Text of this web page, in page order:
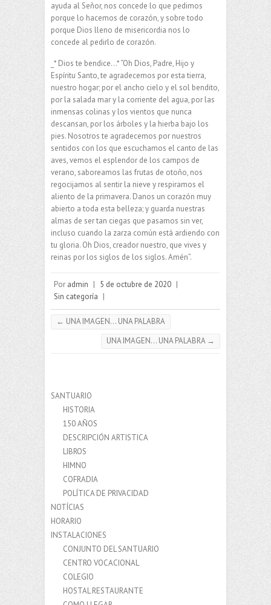
ayuda al Señor, nos concede lo que pedimos
porque lo hacemos de corazón, y sobre todo
porque Dios lleno de misericordia nos lo
concede al pedirlo de corazón.
_* Dios te bendice…* “Oh Dios, Padre, Hijo y
Espíritu Santo, te agradecemos por esta tierra,
nuestro hogar; por el ancho cielo y el sol bendito,
por la salada mar y la corriente del agua, por las
inmensas colinas y los vientos que nunca
descansan, por los árboles y la hierba bajo los
pies. Nosotros te agradecemos por nuestros
sentidos con los que escuchamos el canto de las
aves, vemos el esplendor de los campos de
verano, saboreamos las frutas de otoño, nos
regocijamos al sentir la nieve y respiramos el
aliento de la primavera. Danos un corazón muy
abierto a toda esta belleza; y guarda nuestras
almas de ser tan ciegas que pasamos sin ver,
incluso cuando la zarza común está ardiendo con
tu gloria. Oh Dios, creador nuestro, que vives y
reinas por los siglos de los siglos. Amén”.
Por admin | 5 de octubre de 2020 |
Sin categoría |
← UNA IMAGEN… UNA PALABRA
UNA IMAGEN… UNA PALABRA →
SANTUARIO
HISTORIA
150 AÑOS
DESCRIPCIÓN ARTISTICA
LIBROS
HIMNO
COFRADIA
POLÍTICA DE PRIVACIDAD
NOTÍCIAS
HORARIO
INSTALACIONES
CONJUNTO DEL SANTUARIO
CENTRO VOCACIONAL
COLEGIO
HOSTAL RESTAURANTE